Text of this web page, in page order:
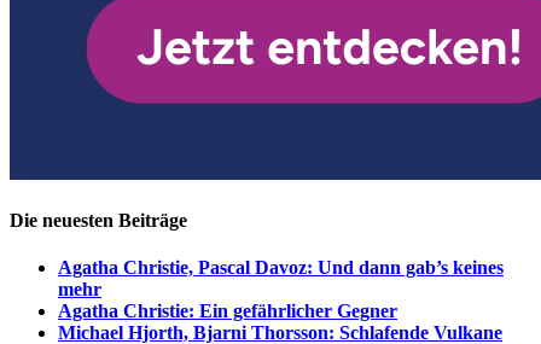
Die neuesten Beiträge
Agatha Christie, Pascal Davoz: Und dann gab’s keines
mehr
Agatha Christie: Ein gefährlicher Gegner
Michael Hjorth, Bjarni Thorsson: Schlafende Vulkane